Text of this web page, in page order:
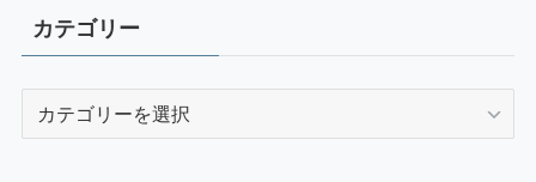
カテゴリー